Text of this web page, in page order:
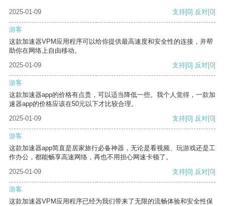
2025-01-09 支持[0] 反对[0]
游客
这款加速器VPM应用程序可以给你提供最高速度和安全性的连接，并帮
助你在网络上自由移动。
2025-01-09
支持[0] 反对[0]
游客
这款加速器app的价格有点贵，可以适当降低一些。我个人觉得，一款加
速器app的价格应该在50元以下才比较合理。
2025-01-09
支持[0] 反对[0]
游客
这款加速器app简直是居家旅行必备神器，无论是看视频、玩游戏还是工
作办公，都能畅享高速网络，再也不用担心网速卡顿了。
2025-01-09
支持[0] 反对[0]
游客
这款加速器VPM应用程序已经为我们带来了无限的流畅体验和安全性保